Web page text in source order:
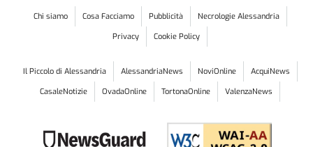
Chi siamo Cosa Facciamo Pubblicità
Necrologie Alessandria
Privacy
Cookie Policy
Il Piccolo di Alessandria AlessandriaNews NoviOnline
AcquiNews
CasaleNotizie
OvadaOnline TortonaOnline ValenzaNews